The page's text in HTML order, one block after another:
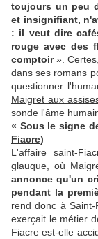
toujours un peu
et insignifiant,
: il veut dire
rouge avec des
comptoir».
dans ses romans
questionner
Maigret aux
sonde l'âme
« Sous le signe
Fiacre)
L'affaire saint-
glauque, où
annonce qu'un
pendant la
rend donc à
exerçait le métier
Fiacre est-elle